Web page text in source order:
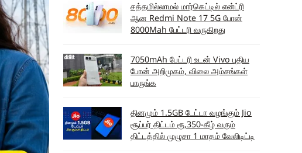
சத்தமில்லாமல் மார்கெட்டில் என்ட்ரி
ஆன Redmi Note 17 5G போன்
8000Mah பேட்டரி வருகிறது
7050mAh பேட்டரி உடன் Vivo புதிய
போன் அறிமுகம், விலை அம்சங்கள்
பாருங்க
தினமும் 1.5GB டேட்டா வழங்கும் Jio
சூப்பர் திட்டம் ரூ,350-கீழ் வரும்
திட்டத்தில் முழுசா 1 மாதம் வேலிடிட்டி